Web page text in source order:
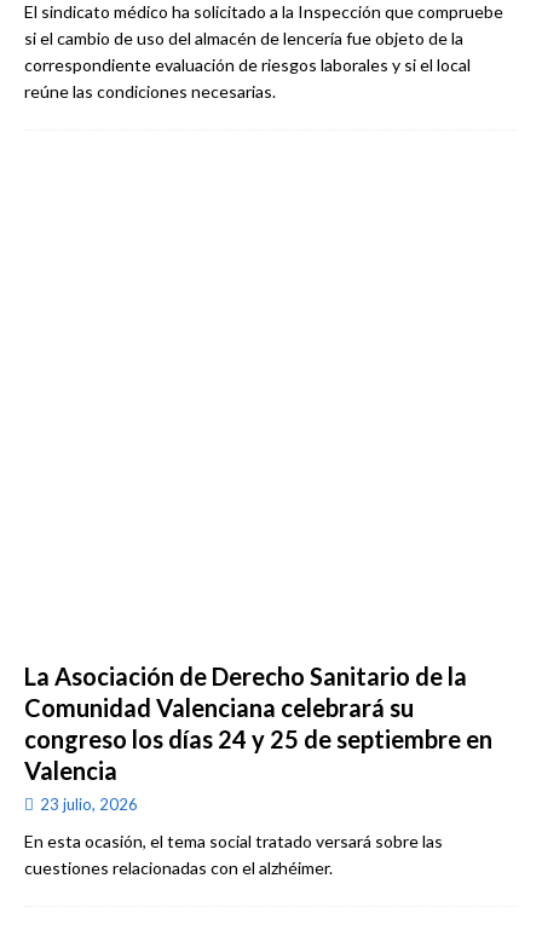
El sindicato médico ha solicitado a la Inspección que compruebe
si el cambio de uso del almacén de lencería fue objeto de la
correspondiente evaluación de riesgos laborales y si el local
reúne las condiciones necesarias.
La Asociación de Derecho Sanitario de la
Comunidad Valenciana celebrará su
congreso los días 24 y 25 de septiembre en
Valencia
23 julio, 2026
En esta ocasión, el tema social tratado versará sobre las
cuestiones relacionadas con el alzhéimer.